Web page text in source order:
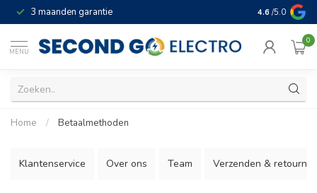
3 maanden garantie Geld terug
4.6 /5.0
MENU
0
Home / Betaalmethoden
Klantenservice Over ons Team Verzenden &